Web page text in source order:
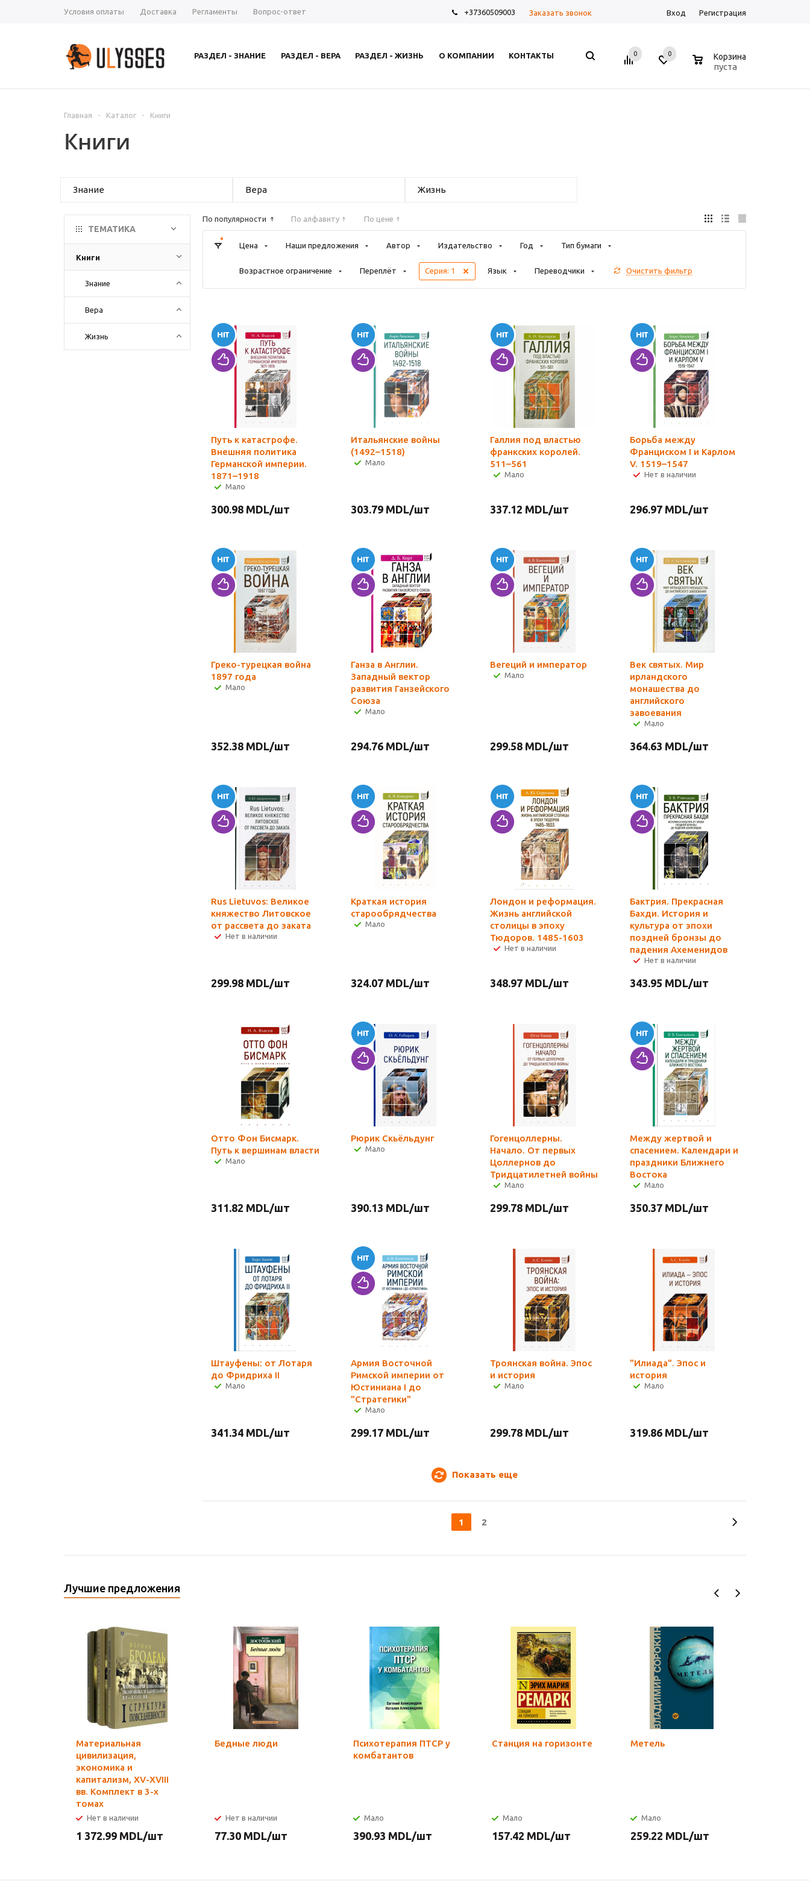
Условия оплаты Доставка Регламенты Вопрос-ответ +37360509003 Заказать звонок Вход Регистрация
РАЗДЕЛ - ЗНАНИЕ РАЗДЕЛ - ВЕРА РАЗДЕЛ - ЖИЗНЬ О КОМПАНИИ КОНТАКТЫ 0 0 Корзина
пуста
Главная - Каталог - Книги
Книги
Знание Вера Жизнь
ТЕМАТИКА
Книги
Знание
Вера
Жизнь
По популярности По алфавиту По цене
Цена Наши предложения Автор Издательство Год Тип бумаги
Возрастное ограничение Переплёт Серия: 1 Язык Переводчики Очистить фильтр
Путь к катастрофе.
Внешняя политика
Германской империи.
1871–1918
Мало
300.98 MDL/шт
Итальянские войны
(1492–1518)
Мало
303.79MDL/шт
Галлия под властью
франкских королей.
511–561
Мало
337.12 MDL/шт
Борьба между
Франциском I и Карлом
V. 1519–1547
Нет в наличии
296.97MDL/шт
Греко-турецкая война
1897 года
Мало
352.38 MDL/шт
Ганза в Англии.
Западный вектор
развития Ганзейского
Союза
Мало
294.76MDL/шт
Вегеций и император
Мало
299.58 MDL/шт
Век святых. Мир
ирландского
монашества до
английского
завоевания
Мало
364.63 MDL/шт
Rus Lietuvos: Великое
княжество Литовское
от рассвета до заката
Нет в наличии
299.98 MDL/шт
Краткая история
старообрядчества
Мало
324.07MDL/шт
Лондон и реформация.
Жизнь английской
столицы в эпоху
Тюдоров. 1485-1603
Нет в наличии
348.97 MDL/шт
Бактрия. Прекрасная
Бахди. История и
культура от эпохи
поздней бронзы до
падения Ахеменидов
Нет в наличии
343.95 MDL/шт
Отто Фон Бисмарк.
Путь к вершинам власти
Мало
311.82 MDL/шт
Рюрик Скьёльдунг
Мало
390.13 MDL/шт
Гогенцоллерны.
Начало. От первых
Цоллернов до
Тридцатилетней войны
Мало
299.78 MDL/шт
Между жертвой и
спасением. Календари и
праздники Ближнего
Востока
Мало
350.37MDL/шт
Штауфены: от Лотаря
до Фридриха II
Мало
341.34 MDL/шт
Армия Восточной
Римской империи от
Юстиниана I до
"Стратегики"
Мало
299.17MDL/шт
Троянская война. Эпос
и история
Мало
299.78 MDL/шт
"Илиада". Эпос и
история
Мало
319.86MDL/шт
Показать еще
1 2
Лучшие предложения
Материальная
цивилизация,
экономика и
капитализм, XV-XVIII
вв. Комплект в 3-х
томах
Нет в наличии
1 372.99 MDL/шт
Бедные люди
Нет в наличии
77.30 MDL/шт
Психотерапия ПТСР у
комбатантов
Мало
390.93 MDL/шт
Станция на горизонте
Мало
157.42 MDL/шт
Метель
Мало
259.22 MDL/шт